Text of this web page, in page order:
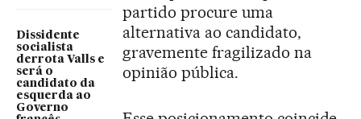
Dissidente
socialista
derrota Valls e
será o
candidato da
esquerda ao
Governo
partido procure uma
alternativa ao candidato,
gravemente fragilizado na
opinião pública.